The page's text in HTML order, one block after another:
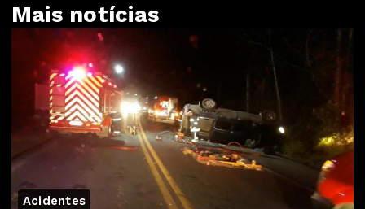
Mais notícias
Acidentes